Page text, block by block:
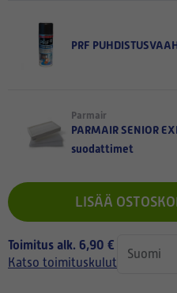
PRF
Parmair
PARMAIR SENIOR
suodattimet
LISÄÄ
Toimitus alk. 6,90 €
Katso toimituskulut